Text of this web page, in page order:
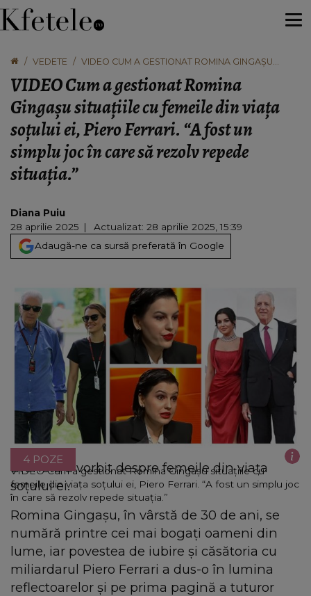
VEDETE
VIDEO CUM A GESTIONAT ROMINA GINGAȘU
PIERO FERRARI. “A FOST UN SIMPLU JOC ÎN CARE
SĂ REZOLV REPEDE SITUAȚIA.”
VIDEO Cum a gestionat Romina
Gingașu situațiile cu femeile din viața
soțului ei, Piero Ferrari. “A fost un
simplu joc în care să rezolv repede
situația.”
Diana Puiu
28 aprilie 2025
Actualizat: 28 aprilie 2025, 15:39
Adaugă-ne ca sursă preferată în Google
VIDEO Cum a gestionat Romina Gingașu situațiile cu
femeile din viața soțului ei, Piero Ferrari. “A fost un simplu joc
în care să rezolv repede situația.”
4 POZE
Bruneta a vorbit despre femeile din viața
soțului ei.
Romina Gingașu, în vârstă de 30 de ani, se
numără printre cei mai bogați oameni din
lume, iar povestea de iubire și căsătoria cu
miliardarul Piero Ferrari a dus-o în lumina
reflectoarelor și pe prima pagină a tuturor